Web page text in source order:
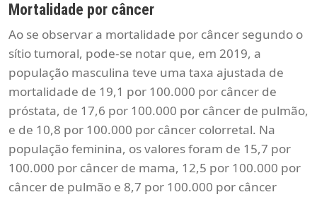
Mortalidade por câncer
Ao se observar a mortalidade por câncer segundo o
sítio tumoral, pode-se notar que, em 2019, a
população masculina teve uma taxa ajustada de
mortalidade de 19,1 por 100.000 por câncer de
próstata, de 17,6 por 100.000 por câncer de pulmão,
e de 10,8 por 100.000 por câncer colorretal. Na
população feminina, os valores foram de 15,7 por
100.000 por câncer de mama, 12,5 por 100.000 por
câncer de pulmão e 8,7 por 100.000 por câncer